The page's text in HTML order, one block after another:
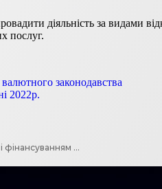
діяльність за видами
послуг.
законодавства
2022р.
FATF: прогрес Японії в посиленні заходів щодо боротьби з відмиванням грошей і фінансуванням тероризму